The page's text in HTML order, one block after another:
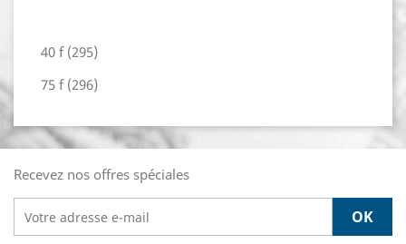
40 f (295)
75 f (296)
Recevez nos offres spéciales